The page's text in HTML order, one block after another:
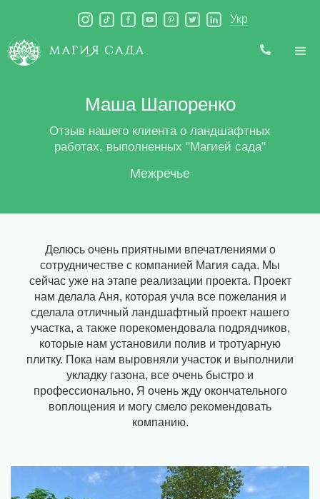
Укр
Маша Шапоренко
Отзыв нашего клиента о ландшафтных
работах, выполненных "Магией сада"
Межречье
Делюсь очень приятными впечатлениями о
сотрудничестве с компанией Магия сада. Мы
сейчас уже на этапе реализации проекта. Проект
нам делала Аня, которая учла все пожелания и
сделала отличный ландшафтный проект нашего
участка, а также порекомендовала подрядчиков,
которые нам установили полив и тротуарную
плитку. Пока нам выровняли участок и выполнили
укладку газона, все очень быстро и
профессионально. Я очень жду окончательного
воплощения и могу смело рекомендовать
компанию.